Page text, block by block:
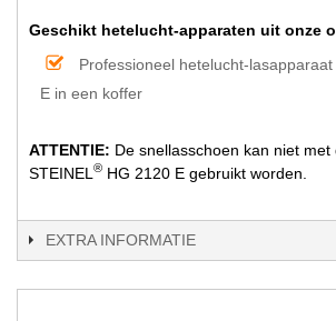
Geschikt hetelucht-apparaten uit onze
Professioneel hetelucht-lasapparaat
E in een koffer
ATTENTIE: De snellasschoen kan niet
STEINEL ® HG 2120 E gebruikt worden.
EXTRA INFORMATIE